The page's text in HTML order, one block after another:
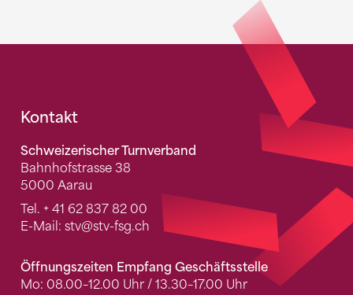
Fusszeile
Kontakt
Schweizerischer Turnverband
Bahnhofstrasse 38
5000 Aarau
Tel. + 41 62 837 82 00
E-Mail: stv@stv-fsg.ch
Öffnungszeiten Empfang Geschäftsstelle
Mo: 08.00–12.00 Uhr / 13.30–17.00 Uhr